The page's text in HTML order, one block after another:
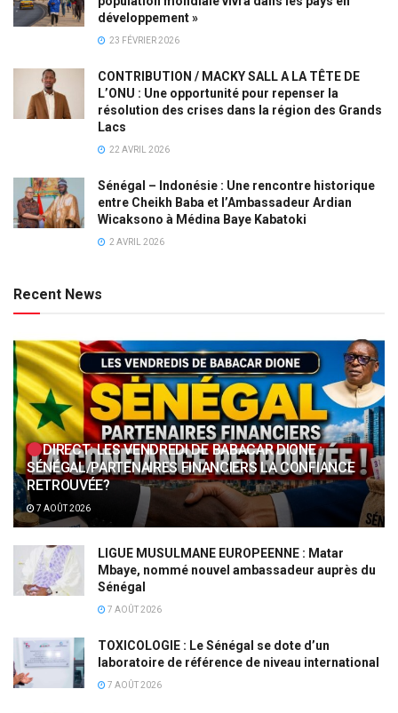
développement »
23 FÉVRIER 2026
CONTRIBUTION / MACKY SALL A LA TÊTE DE
L’ONU : Une opportunité pour repenser la
résolution des crises dans la région des Grands
Lacs
22 AVRIL 2026
Sénégal – Indonésie : Une rencontre historique
entre Cheikh Baba et l’Ambassadeur Ardian
Wicaksono à Médina Baye Kabatoki
2 AVRIL 2026
Recent News
DIRECT: LES VENDREDI DE BABACAR DIONE :
SÉNÉGAL/PARTENAIRES FINANCIERS LA CONFIANCE
RETROUVÉE?
7 AOÛT 2026
LIGUE MUSULMANE EUROPEENNE : Matar
Mbaye, nommé nouvel ambassadeur auprès du
Sénégal
7 AOÛT 2026
TOXICOLOGIE : Le Sénégal se dote d’un
laboratoire de référence de niveau international
7 AOÛT 2026